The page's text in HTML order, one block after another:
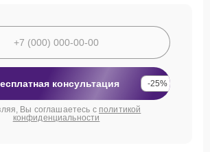
консультация -25%
Вы соглашаетесь с политикой
конфиденциальности